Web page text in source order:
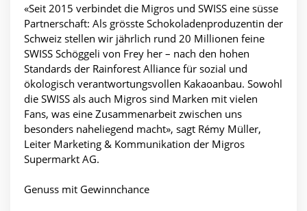
«Seit 2015 verbindet die Migros und SWISS eine süsse
Partnerschaft: Als grösste Schokoladenproduzentin der
Schweiz stellen wir jährlich rund 20 Millionen feine
SWISS Schöggeli von Frey her – nach den hohen
Standards der Rainforest Alliance für sozial und
ökologisch verantwortungsvollen Kakaoanbau. Sowohl
die SWISS als auch Migros sind Marken mit vielen
Fans, was eine Zusammenarbeit zwischen uns
besonders naheliegend macht», sagt Rémy Müller,
Leiter Marketing & Kommunikation der Migros
Supermarkt AG.
Genuss mit Gewinnchance